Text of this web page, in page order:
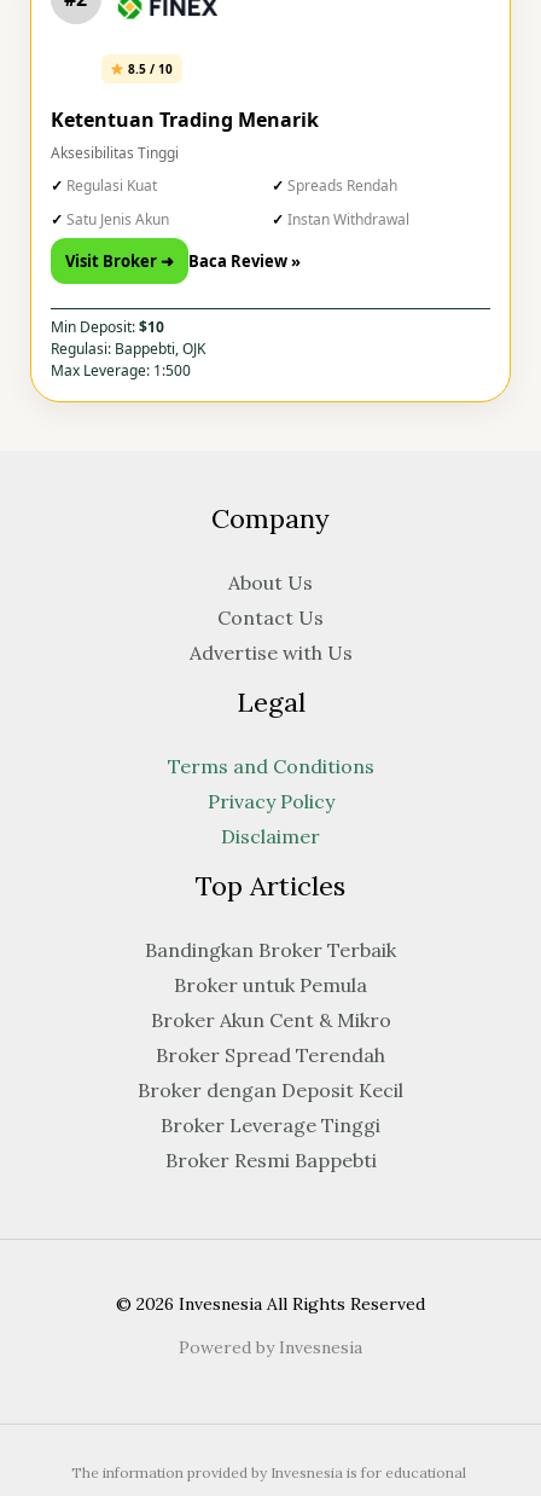
8.5 / 10
Ketentuan Trading Menarik
Aksesibilitas Tinggi
Regulasi Kuat
Spreads Rendah
Satu Jenis Akun
Instan Withdrawal
Visit Broker ➜ Baca Review »
Min Deposit:$10
Regulasi: Bappebti, OJK
Max Leverage: 1:500
Company
About Us
Contact Us
Advertise with Us
Legal
Terms and Conditions
Privacy Policy
Disclaimer
Top Articles
Bandingkan Broker Terbaik
Broker untuk Pemula
Broker Akun Cent & Mikro
Broker Spread Terendah
Broker dengan Deposit Kecil
Broker Leverage Tinggi
Broker Resmi Bappebti
© 2026 Invesnesia All Rights Reserved
Powered by Invesnesia
The information provided by Invesnesia is for educational